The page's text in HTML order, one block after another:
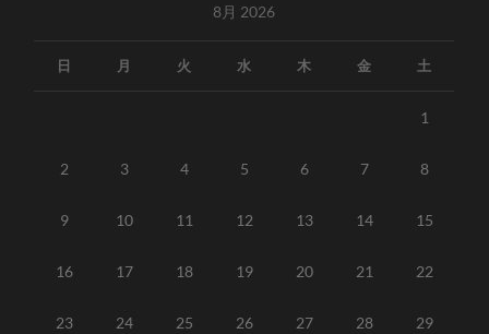
8月 2026
日 月 火 水 木 金 土
1
2 3 4 5 6 7 8
9 10 11 12 13 14 15
16 17 18 19 20 21 22
23 24 25 26 27 28 29